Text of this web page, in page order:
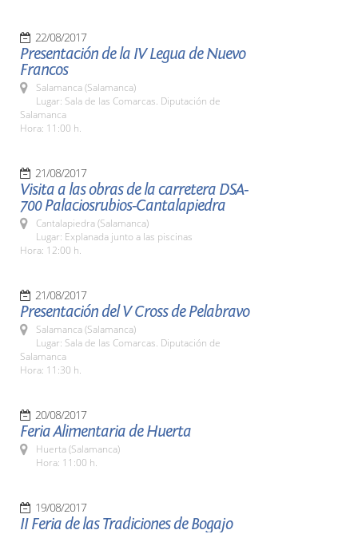
22/08/2017
Presentación de la IV Legua de Nuevo
Francos
Salamanca (Salamanca)
Lugar: Sala de las Comarcas. Diputación de
Salamanca
Hora: 11:00 h.
21/08/2017
Visita a las obras de la carretera DSA-
700 Palaciosrubios-Cantalapiedra
Cantalapiedra (Salamanca)
Lugar: Explanada junto a las piscinas
Hora: 12:00 h.
21/08/2017
Presentación del V Cross de Pelabravo
Salamanca (Salamanca)
Lugar: Sala de las Comarcas. Diputación de
Salamanca
Hora: 11:30 h.
20/08/2017
Feria Alimentaria de Huerta
Huerta (Salamanca)
Hora: 11:00 h.
19/08/2017
II Feria de las Tradiciones de Bogajo